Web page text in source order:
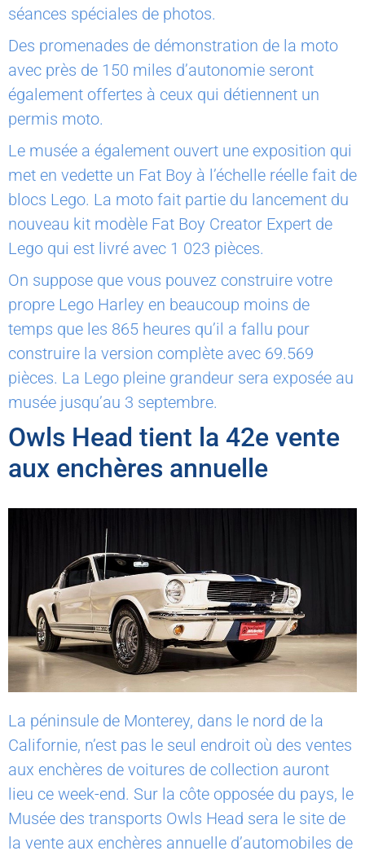
séances spéciales de photos.
Des promenades de démonstration de la moto
avec près de 150 miles d’autonomie seront
également offertes à ceux qui détiennent un
permis moto.
Le musée a également ouvert une exposition qui
met en vedette un Fat Boy à l’échelle réelle fait de
blocs Lego. La moto fait partie du lancement du
nouveau kit modèle Fat Boy Creator Expert de
Lego qui est livré avec 1 023 pièces.
On suppose que vous pouvez construire votre
propre Lego Harley en beaucoup moins de
temps que les 865 heures qu’il a fallu pour
construire la version complète avec 69.569
pièces. La Lego pleine grandeur sera exposée au
musée jusqu’au 3 septembre.
Owls Head tient la 42e vente
aux enchères annuelle
La péninsule de Monterey, dans le nord de la
Californie, n’est pas le seul endroit où des ventes
aux enchères de voitures de collection auront
lieu ce week-end. Sur la côte opposée du pays, le
Musée des transports Owls Head sera le site de
la vente aux enchères annuelle d’automobiles de